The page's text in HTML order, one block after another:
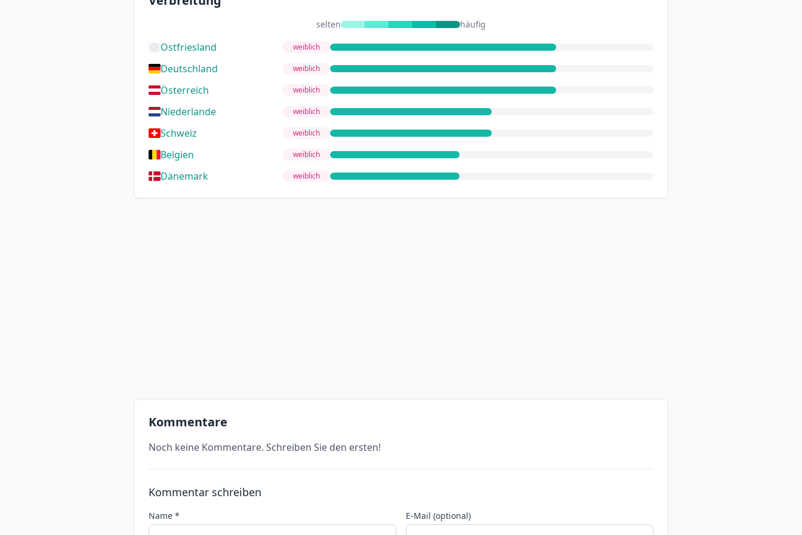
selten häufig
Ostfriesland weiblich
Deutschland weiblich
Österreich weiblich
Niederlande weiblich
Schweiz weiblich
Belgien weiblich
Dänemark weiblich
Kommentare
Noch keine Kommentare. Schreiben Sie den ersten!
Kommentar schreiben
Name * E-Mail (optional)